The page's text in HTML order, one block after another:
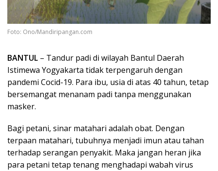
Foto: Ono/Mandiripangan.com
BANTUL – Tandur padi di wilayah Bantul Daerah
Istimewa Yogyakarta tidak terpengaruh dengan
pandemi Cocid-19. Para ibu, usia di atas 40 tahun, tetap
bersemangat menanam padi tanpa menggunakan
masker.
Bagi petani, sinar matahari adalah obat. Dengan
terpaan matahari, tubuhnya menjadi imun atau tahan
terhadap serangan penyakit. Maka jangan heran jika
para petani tetap tenang menghadapi wabah virus